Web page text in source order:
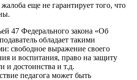
еще не гарантирует того, что
47 Федерального закона «Об
обладает такими
свободное выражение своего
и воспитания, право на защиту
и достоинства и т.д.
педагога может быть